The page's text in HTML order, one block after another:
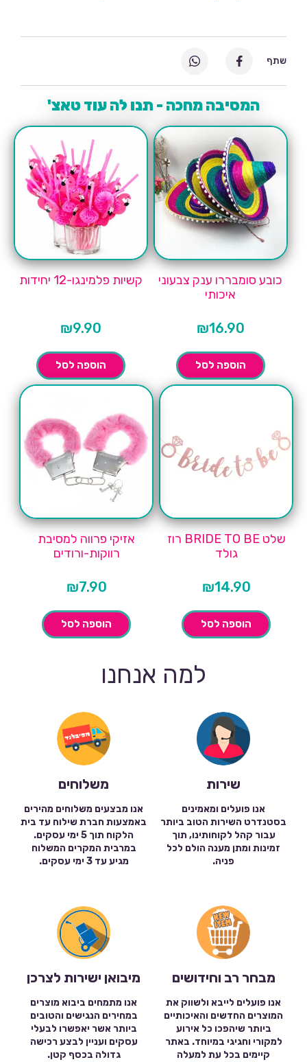
המסיבה מחכה - תנו לה עוד טאצ'
כובע סומבררו ענק צבעוני
איכותי
₪16.90
הוספה לסל
קשיות פלמינגו-12 יחידות
₪9.90
הוספה לסל
שלט BRIDE TO BE רוז
גולד
₪14.90
הוספה לסל
אזיקי פרווה למסיבת
רווקות-ורודים
₪7.90
הוספה לסל
שתף
למה אנחנו
שירות
אנו פועלים ומאמינים
בסטנדרט השירות הטוב ביותר
עבור קהל לקוחותינו, תוך
זמינות ומתן מענה הולם לכל
פניה.
משלוחים
אנו מבצעים משלוחים מהירים
באמצעות חברת שילוח עד בית
הלקוח תוך 5 ימי עסקים.
במרבית המקרים המשלוח
מגיע עד 3 ימי עסקים.
מבחר רב וחידושים
אנו פועלים לייבא ולשווק את
המוצרים החדשים והאיכותיים
ביותר שיהפכו כל אירוע
למקורי וחגיגי במיוחד. באתר
קיימים בכל עת למעלה
מיבואן ישירות לצרכן
אנו מתמחים ביבוא מוצרים
במחירים הנגישים והטובים
ביותר אשר יאפשרו לבעלי
עסקים ועניין לבצע רכישה
גדולה בכסף קטן.